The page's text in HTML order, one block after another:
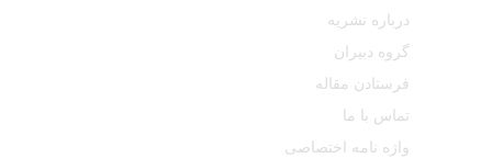
درباره نشریه
گروه دبیران
فرستادن مقاله
تماس با ما
واژه نامه اختصاصی